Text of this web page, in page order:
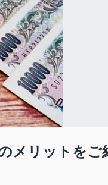
メリットをご